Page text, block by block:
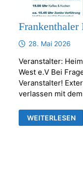
Frankenthaler
28. Mai 2026
Veranstalter:
West e.V Bei
Veranstalter!
verlassen mit
FRANKENTHALER
MAIBAUMSETZEN
WEITERLESEN